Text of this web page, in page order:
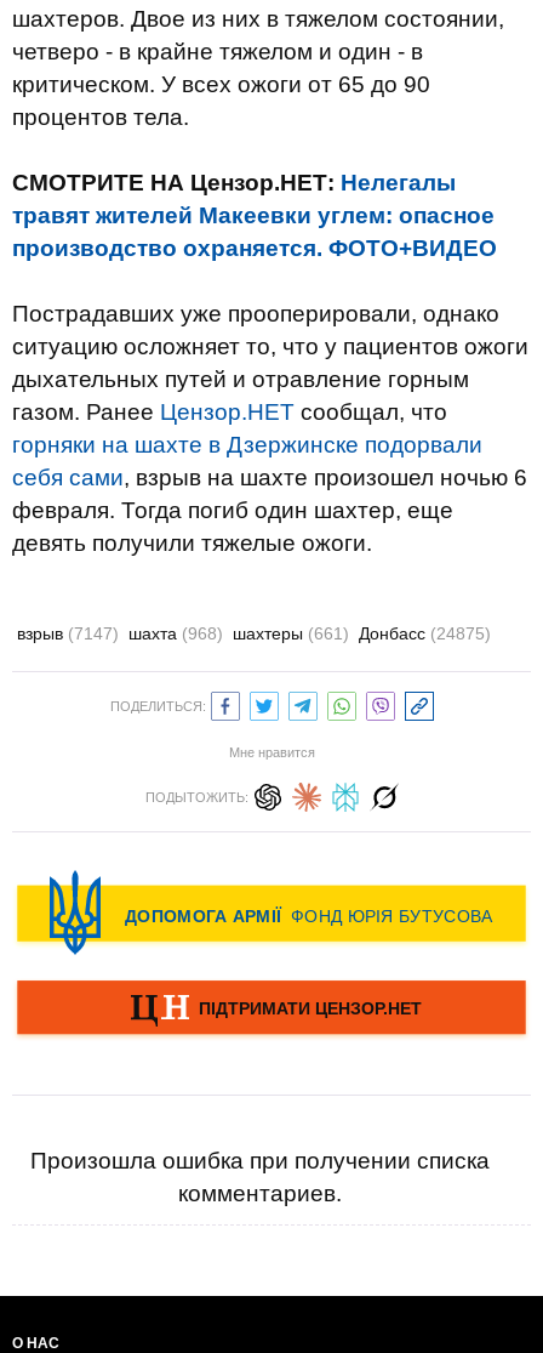
шахтеров. Двое из них в тяжелом состоянии,
четверо - в крайне тяжелом и один - в
критическом. У всех ожоги от 65 до 90
процентов тела.
СМОТРИТЕ НА Цензор.НЕТ: Нелегалы
травят жителей Макеевки углем: опасное
производство охраняется. ФОТО+ВИДЕО
Пострадавших уже прооперировали, однако
ситуацию осложняет то, что у пациентов ожоги
дыхательных путей и отравление горным
газом. Ранее Цензор.НЕТ сообщал, что
горняки на шахте в Дзержинске подорвали
себя сами, взрыв на шахте произошел ночью 6
февраля. Тогда погиб один шахтер, еще
девять получили тяжелые ожоги.
взрыв (7147) шахта (968) шахтеры (661) Донбасс (24875)
ПОДЕЛИТЬСЯ:
Мне нравится
ПОДЫТОЖИТЬ:
Произошла ошибка при получении списка
комментариев.
О НАС